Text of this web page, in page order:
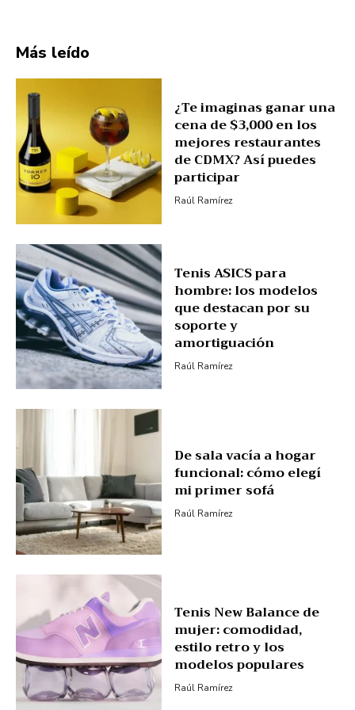
Más leído
¿Te imaginas ganar una
cena de $3,000 en los
mejores restaurantes
de CDMX? Así puedes
participar
Raúl Ramírez
Tenis ASICS para
hombre: los modelos
que destacan por su
soporte y
amortiguación
Raúl Ramírez
De sala vacía a hogar
funcional: cómo elegí
mi primer sofá
Raúl Ramírez
Tenis New Balance de
mujer: comodidad,
estilo retro y los
modelos populares
Raúl Ramírez